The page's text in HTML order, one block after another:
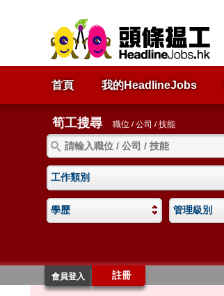
首頁 我的HeadlineJobs
筍工搜尋 職位 / 公司 / 技能
工作類別
學歷 管理級別
會員登入 註冊